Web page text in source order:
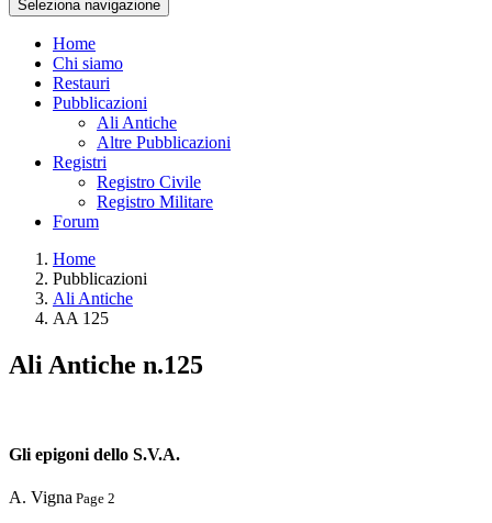
Seleziona navigazione
Home
Chi siamo
Restauri
Pubblicazioni
Ali Antiche
Altre Pubblicazioni
Registri
Registro Civile
Registro Militare
Forum
Home
Pubblicazioni
Ali Antiche
AA 125
Ali Antiche n.125
Gli epigoni dello S.V.A.
A. Vigna Page 2